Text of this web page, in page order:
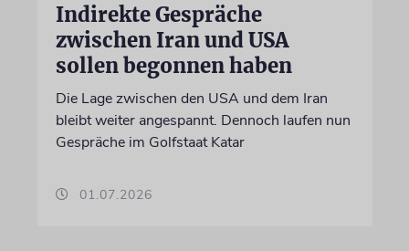
Indirekte Gespräche
zwischen Iran und USA
sollen begonnen haben
Die Lage zwischen den USA und dem Iran
bleibt weiter angespannt. Dennoch laufen nun
Gespräche im Golfstaat Katar
01.07.2026